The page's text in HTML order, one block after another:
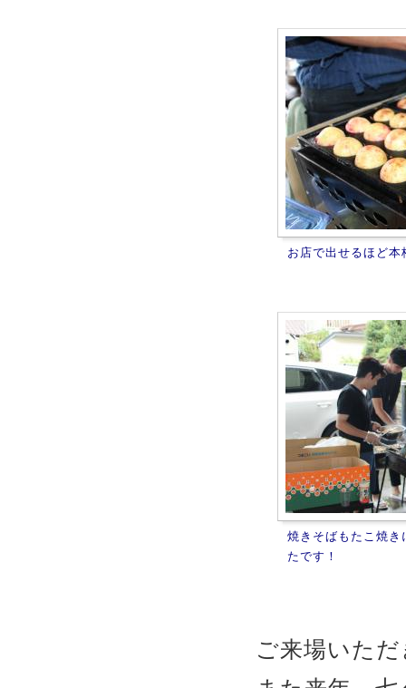
お店で出せるほど本
焼きそばもたこ焼き
たです！
ご来場いた